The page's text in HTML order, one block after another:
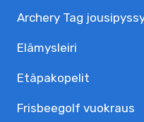
Archery Tag
Elämysleiri
Etäpakopelit
Frisbeegolf vuokraus